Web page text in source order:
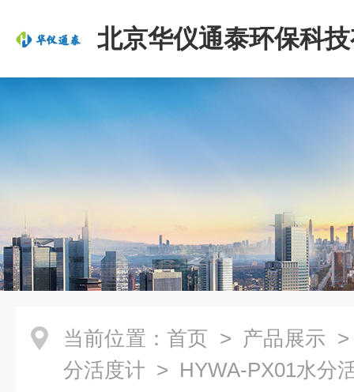
北京华仪通泰环保科
司
当前位置： 首页 > 产品展示
分活度计 > HYWA-PX01水分